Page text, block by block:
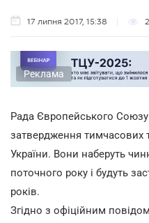
17 липня 2017, 15:38
Реклама
Рада Європейського
затвердження тимчасових
України. Вони наберуть
поточного року і будуть
років.
Згідно з офіційним